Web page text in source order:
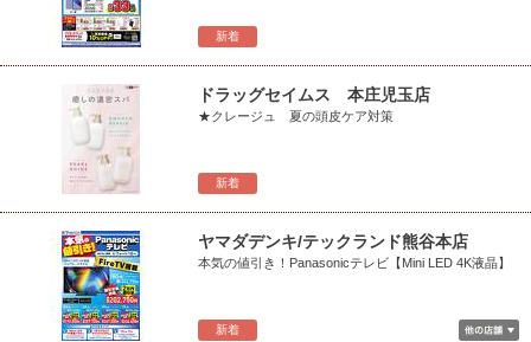
新着
新着
ドラッグセイムス 本庄児玉店
★クレージュ 夏の頭皮ケア対策
新着
ヤマダデンキ/テックランド熊谷本店
本気の値引き！Panasonicテレビ【Mini LED 4K液晶】